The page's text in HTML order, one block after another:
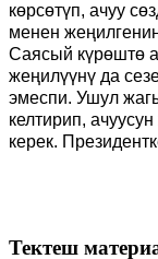
көрсөтүп, ачуу
менен
Саясый күрөштө
жеңилүүнү да
эмеспи. Ушул
келтирип,
керек.
Тектеш